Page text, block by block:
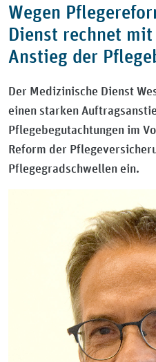
Wegen
Dienst rechnet
Anstieg der
Der Medizinische Dienst
einen starken
Pflegebegutachtungen im
Reform der
Pflegegradschwellen ein.